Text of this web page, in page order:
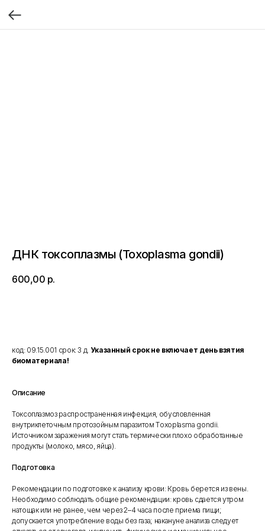
ДНК токсоплазмы (Toxoplasma gondii)
600,00 р.
код: 09.15.001 срок: 3 д. Указанный срок не включает день взятия
биоматериала!
Описание
Токсоплазмоз распространенная инфекция, обусловленная
внутриклеточным протозойным паразитом Тoxoplasma gondii.
Источником заражения могут стать термически плохо обработанные
продукты (молоко, мясо, яйца).
Подготовка
Рекомендации по подготовке к анализу крови: Кровь берется из вены.
Необходимо соблюдать общие рекомендации: кровь сдается утром
натощак или не ранее, чем через 2–4 часа после приема пищи;
допускается употребление воды без газа; накануне анализа следует